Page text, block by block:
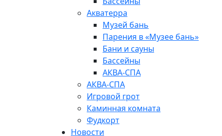
Акватерра
Музей бань
Парения в «Музее бань»
Бани и сауны
Бассейны
АКВА-СПА
АКВА-СПА
Игровой грот
Каминная комната
Фудкорт
Новости